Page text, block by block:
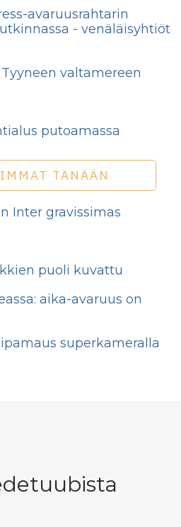
avaruusrahtarin
- venäläisyhtiöt
valtamereen
putoamassa
TÄNÄÄN
Inter gravissimas
puoli kuvattu
aika-avaruus on
superkameralla